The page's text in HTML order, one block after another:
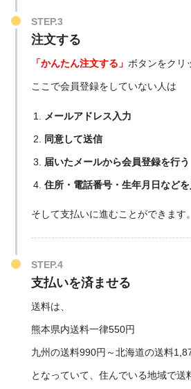
STEP.3
注文する
「かんたん注文する」 ボタンをクリ
ここで会員登録をしていない人は
メールアドレス入力
同意して送信
届いたメールから会員登録を行う
住所・電話番号・生年月日など
そして支払いに進むことができます。
STEP.4
支払いを済ませる
送料は、
熊本県内送料一律550円
九州の送料990円～北海道の送料
となっていて、住んでいる地域で送